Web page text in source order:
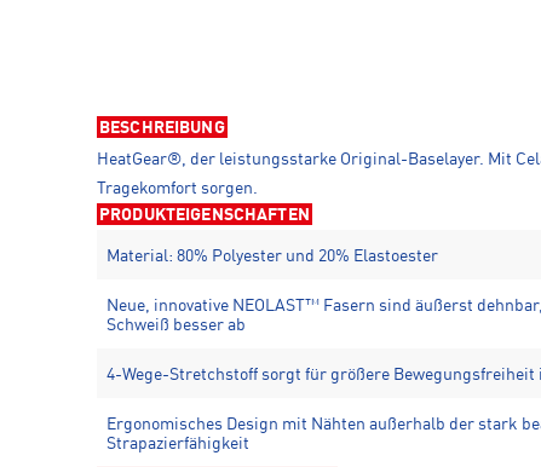
BESCHREIBUNG
HeatGear®, der leistungsstarke Original-Baselayer. Mit
Tragekomfort sorgen.
PRODUKTEIGENSCHAFTEN
Material: 80% Polyester und 20% Elastoester
Neue, innovative NEOLAST™ Fasern sind äußerst
Schweiß besser ab
4-Wege-Stretchstoff sorgt für größere Bewegungsfreiheit
Ergonomisches Design mit Nähten außerhalb der stark
Strapazierfähigkeit